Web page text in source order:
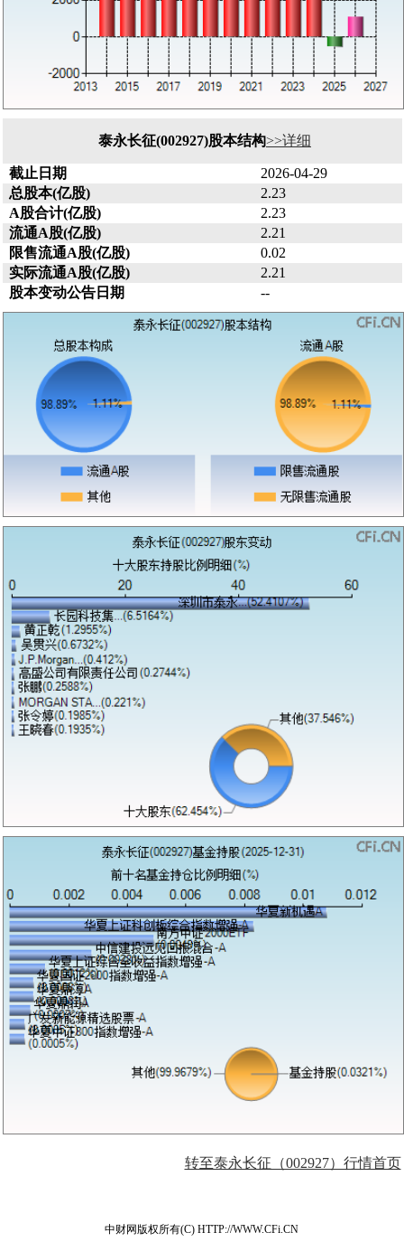
泰永长征(002927)股本结构>>详细
截止日期
2026-04-29
总股本(亿股)
2.23
A股合计(亿股)
2.23
流通A股(亿股)
2.21
限售流通A股(亿股)
0.02
实际流通A股(亿股)
2.21
股本变动公告日期
--
转至泰永长征（002927）行情首页
中财网版权所有(C) HTTP://WWW.CFi.CN